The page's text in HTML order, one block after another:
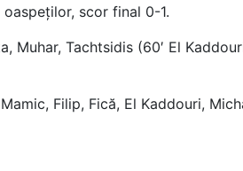
scor final 0-1.
Muhar, Tachtsidis (60′ El
Filip, Fică, El Kaddouri,